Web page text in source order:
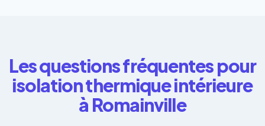
Les questions fréquentes pour
isolation thermique intérieure
à Romainville